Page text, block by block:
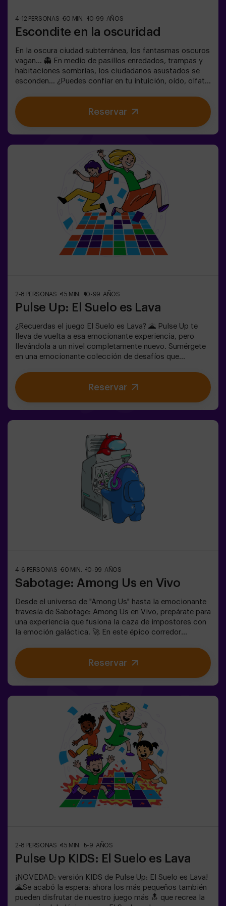
4-12 PERSONAS 60 MIN. 10-99 AÑOS
Escondite en la oscuridad
En la oscura ciudad subterránea, los fantasmas oscuros
vagan... 👻 En medio de pasillos enredados, trampas y
habitaciones sombrías, los ciudadanos asustados se
esconden... ¿Puedes confiar en tu intuición, oído, olfato
luego encontrar a tus amigos? 🔦 El escondite en la
Oscuridad es similar al juego tradicional, solo que se
lleva a cabo en la oscuridad (con una luz de juego
para los niños. Aquí encontrarás escondites, trampas,
laberintos, túneles y otros obstáculos. Las paredes
están tapizadas con diferentes recubrimientos para
orientarse al tacto, y todo el juego se acompaña de
efectos especiales de sonido y luz. 🌌✅ Ideal para
grupos grandes | planes con amigos | adolescentes |
team building ❗Los jugadores menores de 14 años o
igual deberán entrar acompañados por al menos de un
adulto. Existe la opción de que un monitor les
acompañe en la aventura, consúltanos las
condiciones.Este juego no es un Escape Room y no es
Reservar
2-8 PERSONAS 45 MIN. 10-99 AÑOS
Pulse Up: El Suelo es Lava
¿Recuerdas el juego El Suelo es Lava? 🌋 Pulse Up te
lleva de vuelta a esa emocionante experiencia, pero
llevándola a un nivel completamente nuevo. Sumérgete
en una emocionante colección de desafíos que
niveles de dificultad para ajustarse a todos los niveles
de habilidad.💥 40 juegos únicos que mantienen la
emoción y la diversión.Trabaja en equipo para superar
actividad física y tecnológica, donde la colaboración
es fundamental. 🏆 ¡Y lo mejor de todo! Somos los
primeros en traer esta innovadora experiencia a España.
🙌 Siente la adrenalina y eleva tu diversión con Pulse Up
hoy mismo.✅ Ideal para planes con amigos | parejas |
adolescentesTodos los menores de 15 años deben ir
acompañados de un adulto que cuenta como jugador.Se
requiere calzado deportivo para jugar. Se prohibe jugar
con tacones, plataformas o descalzo. Las personas que
Reservar
4-6 PERSONAS 60 MIN. 10-99 AÑOS
Sabotage: Among Us en Vivo
Desde el universo de "Among Us" hasta la emocionante
travesía de Sabotage: Among Us en Vivo, prepárate para
una experiencia que fusiona la caza de impostores con
la emoción galáctica. 🚀 En este épico corredor
aumenta, ya que impostores se ocultan entre tus
compañeros. Usa tus habilidades estratégicas, afina tu
observación y mejora tu comunicación para
adolescentes | familias ¡Embárcate en esta aventura
única donde la realidad y el juego se encuentran en el
fascinante Sabotage: Among Us en Vivo!
Reservar
2-8 PERSONAS 45 MIN. 5-9 AÑOS
Pulse Up KIDS: El Suelo es Lava
¡NOVEDAD: versión KIDS de Pulse Up: El Suelo es Lava!
🌋Se acabó la espera: ahora los más pequeños también
pueden disfrutar de nuestro juego más 🔝 que recrea la